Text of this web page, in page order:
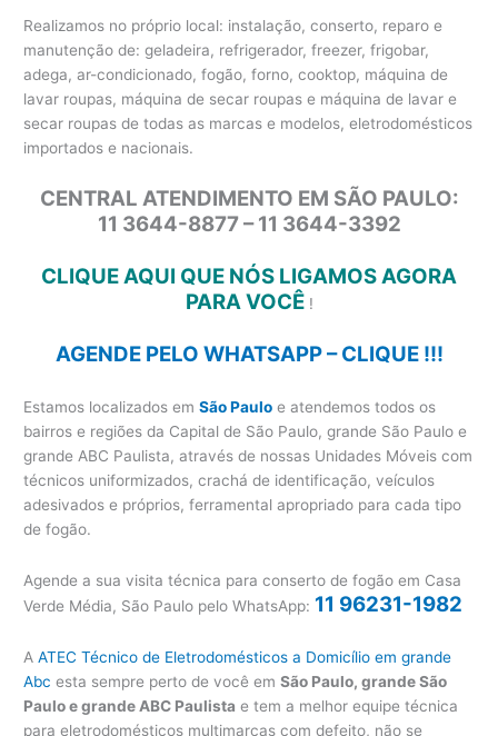
Realizamos no próprio local: instalação, conserto, reparo e
manutenção de: geladeira, refrigerador, freezer, frigobar,
adega, ar-condicionado, fogão, forno, cooktop, máquina de
lavar roupas, máquina de secar roupas e máquina de lavar e
secar roupas de todas as marcas e modelos, eletrodomésticos
importados e nacionais.
CENTRAL ATENDIMENTO EM SÃO PAULO:
11 3644-8877 – 11 3644-3392
CLIQUE AQUI QUE NÓS LIGAMOS AGORA
PARA VOCÊ!
AGENDE PELO WHATSAPP – CLIQUE !!!
Estamos localizados emSão Paulo e atendemos todos os
bairros e regiões da Capital de São Paulo, grande São Paulo e
grande ABC Paulista, através de nossas Unidades Móveis com
técnicos uniformizados, crachá de identificação, veículos
adesivados e próprios, ferramental apropriado para cada tipo
de fogão.
Agende a sua visita técnica para conserto de fogão em Casa
Verde Média, São Paulo pelo WhatsApp: 11 96231-1982
AATEC Técnico de Eletrodomésticos a Domicílio em grande
Abc esta sempre perto de você emSão Paulo, grande São
Paulo e grande ABC Paulista e tem a melhor equipe técnica
para eletrodomésticos multimarcas com defeito, não se